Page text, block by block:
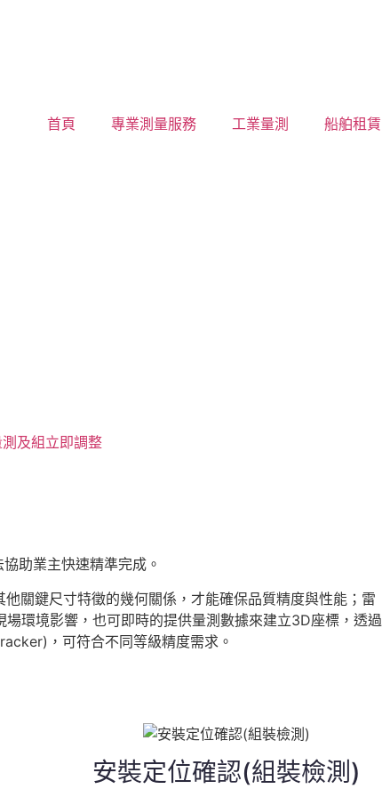
首頁 專業測量服務 工業量測 船舶租賃
及組立即調整
助業主快速精準完成。
關鍵尺寸特徵的幾何關係，才能確保品質精度與性能；雷
環境影響，也可即時的提供量測數據來建立3D座標，透過
，可符合不同等級精度需求。
安裝定位確認(組裝檢測)